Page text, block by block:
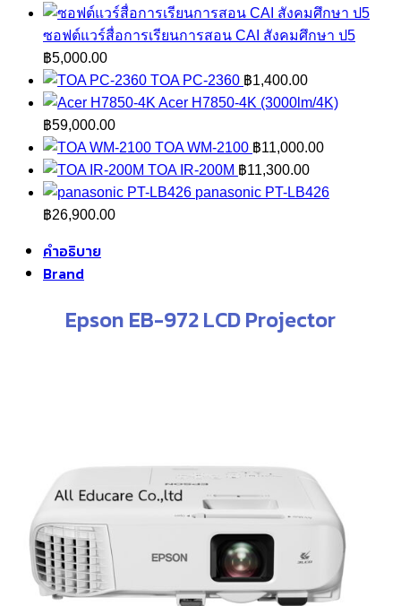
ซอฟต์แวร์สื่อการเรียนการสอน CAI สังคมศึกษา ป5
฿5,000.00
TOA PC-2360 ฿1,400.00
Acer H7850-4K (3000lm/4K)
฿59,000.00
TOA WM-2100 ฿11,000.00
TOA IR-200M ฿11,300.00
panasonic PT-LB426
฿26,900.00
คำอธิบาย
Brand
Epson EB-972 LCD Projector